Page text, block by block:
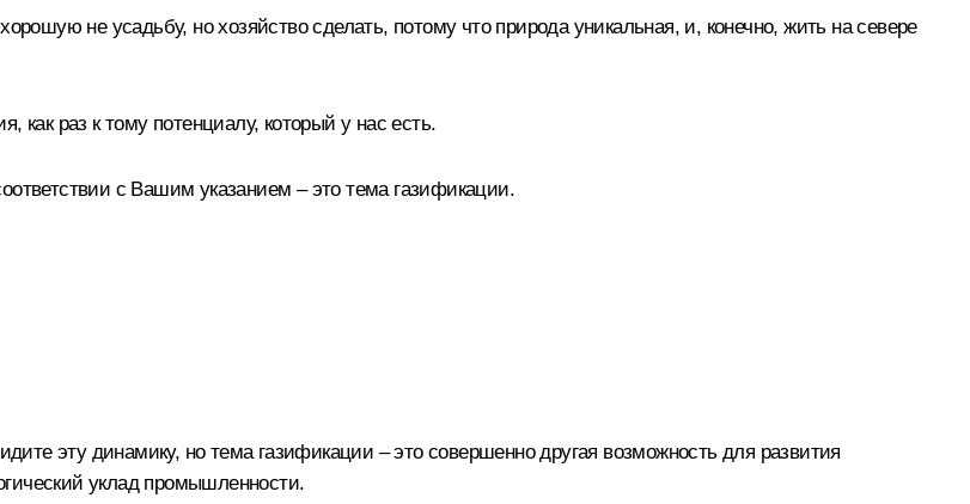
не усадьбу, но хозяйство сделать, потому что природа уникальная, и, конечно, жить на севере
раз к тому потенциалу, который у нас есть.
с Вашим указанием – это тема газификации.
эту динамику, но тема газификации – это совершенно другая возможность для развития
уклад промышленности.